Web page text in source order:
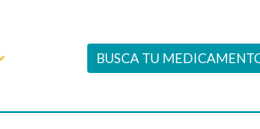
BUSCA TU